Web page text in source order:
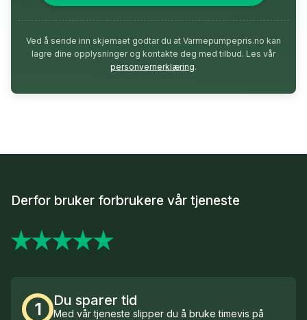
Ved å sende inn skjemaet godtar du at Varmepumpepris.no kan
lagre dine opplysninger og kontakte deg med tilbud. Les vår
personvernerklæring.
Derfor bruker forbrukere vår tjeneste
1 Du sparer tid
Med vår tjeneste slipper du å bruke timevis på